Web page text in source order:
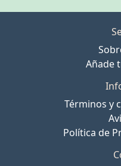
Añade
Términos y
Política de